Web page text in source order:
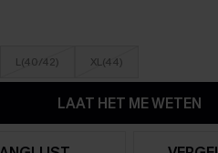
L(40/42) XL(44)
LAAT HET ME WETEN